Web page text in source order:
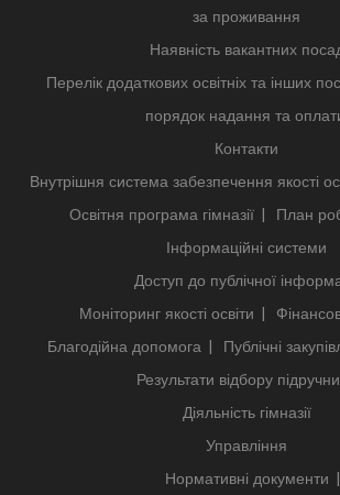
за проживання
Наявність вакантних
Перелік додаткових освітніх та інших
порядок надання та
Контакти
Внутрішня система забезпечення якості
Освітня програма гімназії
План
Інформаційні системи
Доступ до публічної
Моніторинг якості освіти
Благодійна допомога
Публічні
Результати відбору
Діяльність гімназії
Управління
Нормативні документи